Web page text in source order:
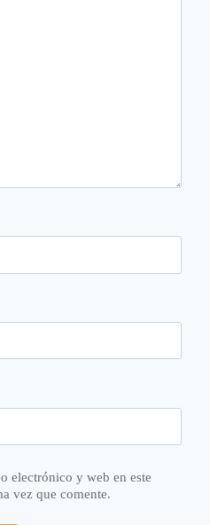
electrónico y web en este
vez que comente.